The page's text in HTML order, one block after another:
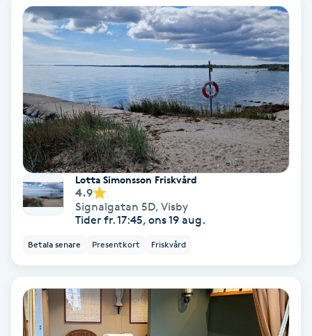
Färgning
Gel naglar
Gelenaglar
Gellack
Gravidyoga
Lotta Simonsson Friskvård
4.9
Signalgatan 5D, Visby
Tider fr. 17:45, ons 19 aug.
Betala senare Presentkort Friskvård